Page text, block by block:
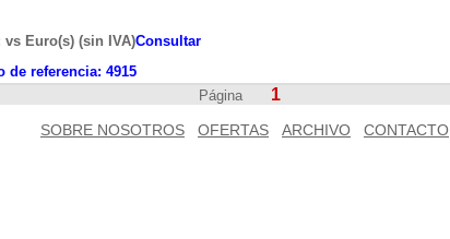
vs Euro(s) (sin IVA)Consultar
de referencia: 4915
Página
1
SOBRE NOSOTROS OFERTAS ARCHIVO CONTACTO